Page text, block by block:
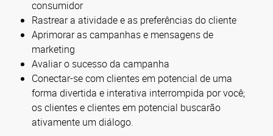
consumidor
Rastrear a atividade e as preferências do cliente
Aprimorar as campanhas e mensagens de
marketing
Avaliar o sucesso da campanha
Conectar-se com clientes em potencial de uma
forma divertida e interativa interrompida por você;
os clientes e clientes em potencial buscarão
ativamente um diálogo.